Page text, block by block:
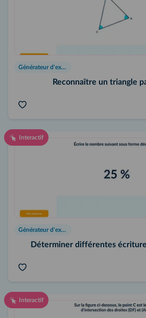
Générateur d'exercices
Reconnaître un triangle
Interactif
Générateur d'exercices
Déterminer différentes
Interactif